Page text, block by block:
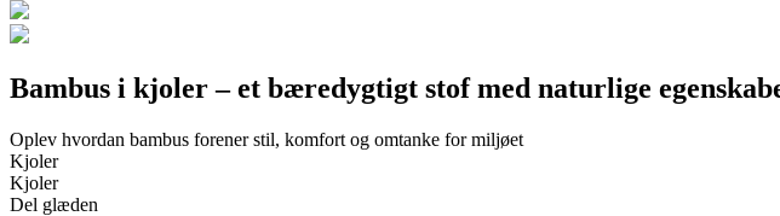
Bambus i kjoler – et bæredygtigt stof med naturlige
Oplev hvordan bambus forener stil, komfort og omtanke for miljøet
Kjoler
Kjoler
Del glæden